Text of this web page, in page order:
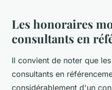
Les honoraires
consultants en
Il convient de noter que
consultants en
considérablement d'un